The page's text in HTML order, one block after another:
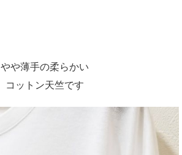
やや薄手の柔らかい
コットン天竺です